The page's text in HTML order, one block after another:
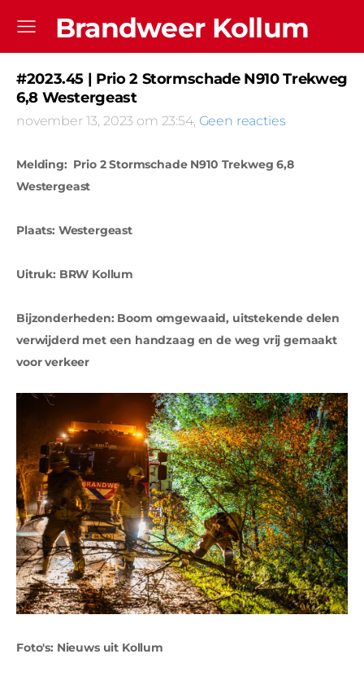
Brandweer Kollum
#2023.45 | Prio 2 Stormschade N910 Trekweg
6,8 Westergeast
november 13, 2023 om 23:54, Geen reacties
Melding: Prio 2 Stormschade N910 Trekweg 6,8
Westergeast
Plaats: Westergeast
Uitruk: BRW Kollum
Bijzonderheden: Boom omgewaaid, uitstekende delen
verwijderd met een handzaag en de weg vrij gemaakt
voor verkeer
Foto's: Nieuws uit Kollum